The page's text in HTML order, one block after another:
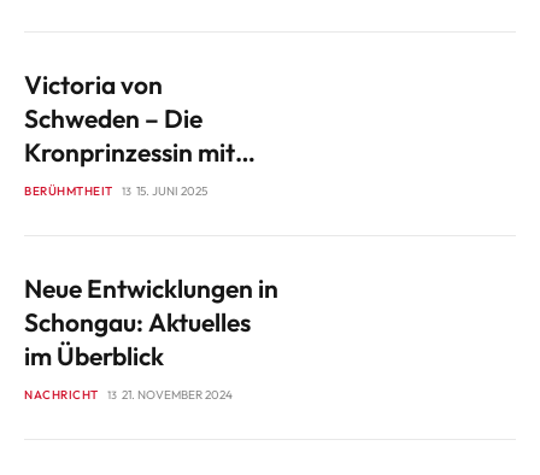
Victoria von
Schweden – Die
Kronprinzessin mit
Herz und Haltung
BERÜHMTHEIT 15. JUNI 2025
Neue Entwicklungen in
Schongau: Aktuelles
im Überblick
NACHRICHT 21. NOVEMBER 2024